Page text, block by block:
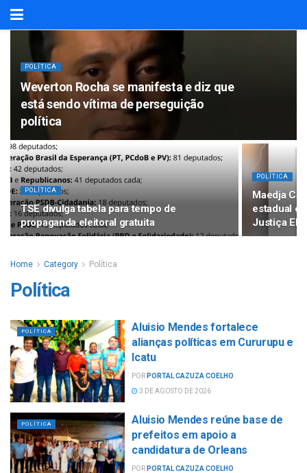
POLÍTICA
Weverton Rocha se manifesta e diz que
está sendo vítima de perseguição
política
POLÍTICA
TSE divulga tabela para tempo de
propaganda eleitoral gratuita
POLÍTICA
Maedja
estadual
Justiça
Home Category Política
Política
POLÍTICA
Aluisio Mendes fortalece
alianças políticas em Cururupu e
Icatu
POR PORTAL CAZUZA COELHO
3 DE AGOSTO DE 2026
POLÍTICA
Aluisio Mendes reúne base de
prefeitos em apoio a
candidatura de Orleans
POR PORTAL CAZUZA COELHO